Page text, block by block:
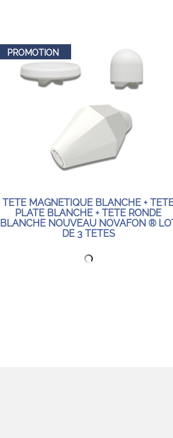
PROMOTION
TETE MAGNETIQUE BLANCHE +
PLATE BLANCHE + TETE RONDE
BLANCHE NOUVEAU NOVAFON ®
DE 3 TETES